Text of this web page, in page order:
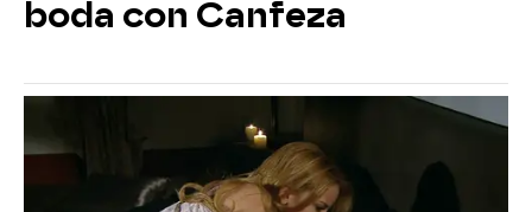
boda con Canfeza